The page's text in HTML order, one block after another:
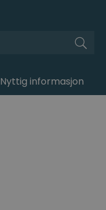
Nyttig informasjon